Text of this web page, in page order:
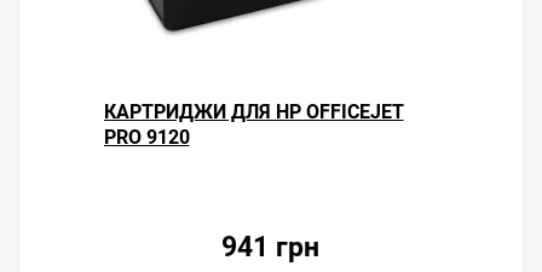
КАРТРИДЖИ ДЛЯ HP OFFICEJET
PRO 9120
941 грн